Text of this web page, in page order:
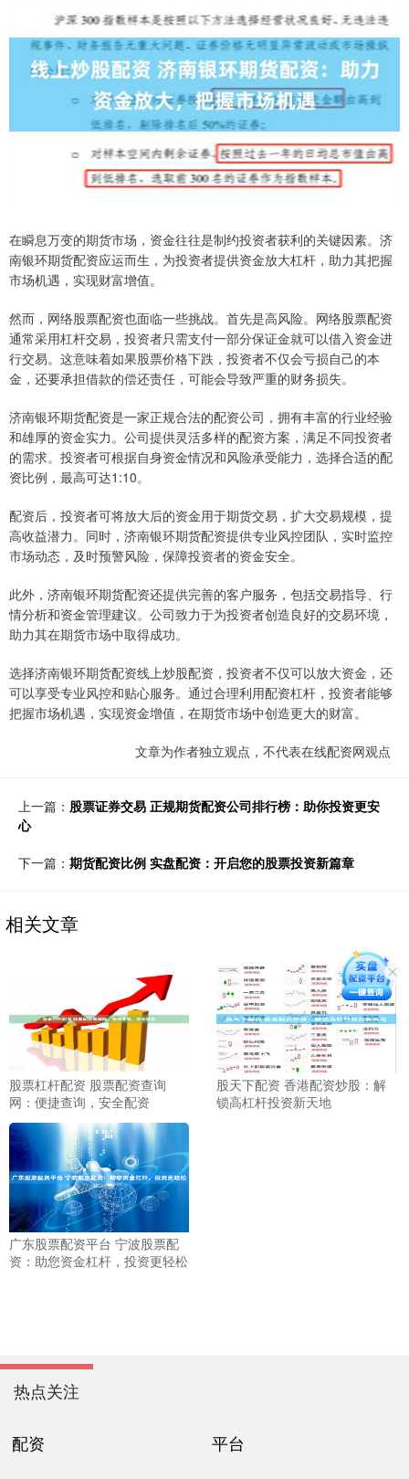
在瞬息万变的期货市场，资金往往是制约投资者获利的关键因素。济
南银环期货配资应运而生，为投资者提供资金放大杠杆，助力其把握
市场机遇，实现财富增值。
然而，网络股票配资也面临一些挑战。首先是高风险。网络股票配资
通常采用杠杆交易，投资者只需支付一部分保证金就可以借入资金进
行交易。这意味着如果股票价格下跌，投资者不仅会亏损自己的本
金，还要承担借款的偿还责任，可能会导致严重的财务损失。
济南银环期货配资是一家正规合法的配资公司，拥有丰富的行业经验
和雄厚的资金实力。公司提供灵活多样的配资方案，满足不同投资者
的需求。投资者可根据自身资金情况和风险承受能力，选择合适的配
资比例，最高可达1:10。
配资后，投资者可将放大后的资金用于期货交易，扩大交易规模，提
高收益潜力。同时，济南银环期货配资提供专业风控团队，实时监控
市场动态，及时预警风险，保障投资者的资金安全。
此外，济南银环期货配资还提供完善的客户服务，包括交易指导、行
情分析和资金管理建议。公司致力于为投资者创造良好的交易环境，
助力其在期货市场中取得成功。
选择济南银环期货配资线上炒股配资，投资者不仅可以放大资金，还
可以享受专业风控和贴心服务。通过合理利用配资杠杆，投资者能够
把握市场机遇，实现资金增值，在期货市场中创造更大的财富。
文章为作者独立观点，不代表在线配资网观点
上一篇： 股票证券交易 正规期货配资公司排行榜：助你投资更安
心
下一篇： 期货配资比例 实盘配资：开启您的股票投资新篇章
相关文章
股票杠杆配资 股票配资查询
网：便捷查询，安全配资
股天下配资 香港配资炒股：解
锁高杠杆投资新天地
广东股票配资平台 宁波股票配
资：助您资金杠杆，投资更轻松
热点关注
配资 平台